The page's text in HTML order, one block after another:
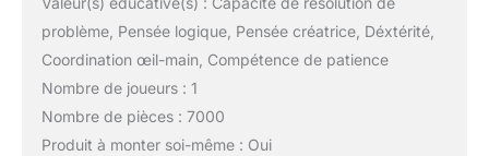
problème, Pensée logique, Pensée créatrice, Déxtérité,
Coordination œil-main, Compétence de patience
Nombre de joueurs : 1
Nombre de pièces : 7000
Produit à monter soi-même : Oui